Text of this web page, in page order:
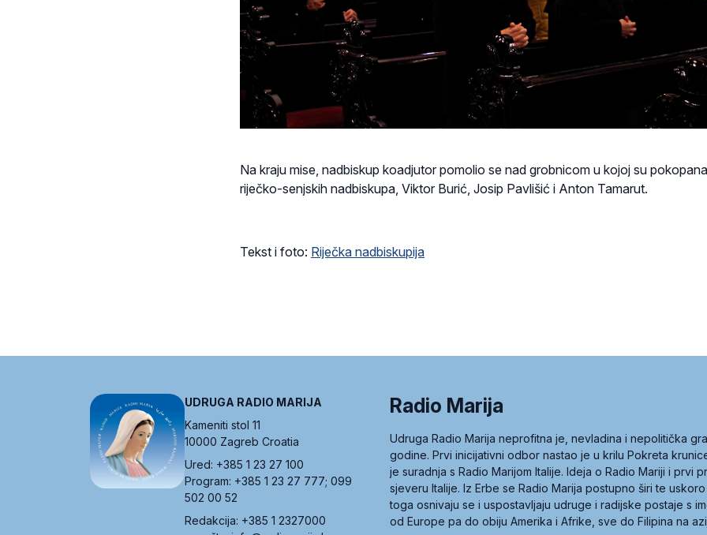
Na kraju mise, nadbiskup koadjutor pomolio se nad grobnicom u kojoj su
riječko-senjskih nadbiskupa, Viktor Burić, Josip Pavlišić i Anton Tamarut.
Tekst i foto: Riječka nadbiskupija
UDRUGA RADIO MARIJA
Kameniti stol 11
10000 Zagreb Croatia
Ured: +385 1 23 27 100
Program: +385 1 23 27 777; 099
502 00 52
Redakcija: +385 1 2327000
Radio Marija
Udruga Radio Marija neprofitna je, nevladina i nepolitička
godine. Prvi inicijativni odbor nastao je u krilu Pokreta
je suradnja s Radio Marijom Italije. Ideja o Radio Mariji i prvi
sjeveru Italije. Iz Erbe se Radio Marija postupno širi te
toga osnivaju se i uspostavljaju udruge i radijske postaje s
od Europe pa do obiju Amerika i Afrike, sve do Filipina na